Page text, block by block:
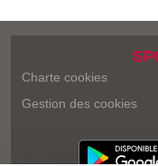
Charte cookies
Gestion des cookies